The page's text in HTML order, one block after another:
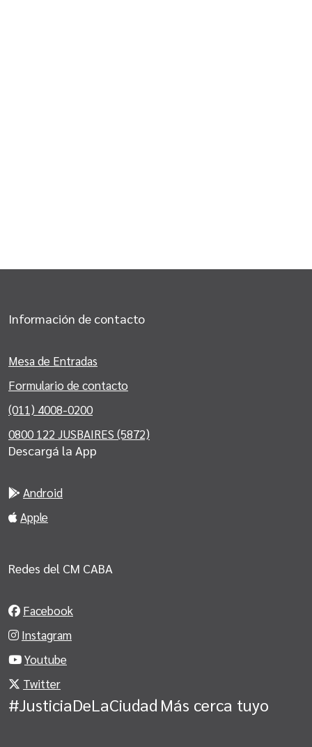
Información de contacto
Mesa de Entradas
Formulario de contacto
(011) 4008-0200
0800 122 JUSBAIRES (5872)
Descargá la App
Android
Apple
Redes del CM CABA
Facebook
Instagram
Youtube
Twitter
#JusticiaDeLaCiudad Más cerca tuyo